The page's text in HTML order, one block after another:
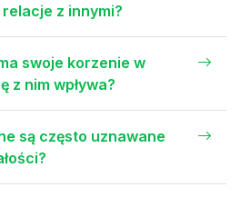
z innymi?
swoje korzenie w
z nim wpływa?
są często uznawane